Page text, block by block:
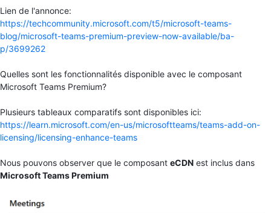
Lien de l'annonce:
https://techcommunity.microsoft.com/t5/microsoft-teams-
blog/microsoft-teams-premium-preview-now-available/ba-
p/3699262
Quelles sont les fonctionnalités disponible avec le composant
Microsoft Teams Premium?
Plusieurs tableaux comparatifs sont disponibles ici:
https://learn.microsoft.com/en-us/microsoftteams/teams-add-on-
licensing/licensing-enhance-teams
Nous pouvons observer que le composant eCDN est inclus dans
Microsoft Teams Premium